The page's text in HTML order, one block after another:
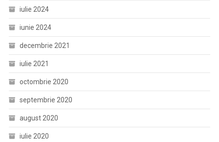
iulie 2024
iunie 2024
decembrie 2021
iulie 2021
octombrie 2020
septembrie 2020
august 2020
iulie 2020